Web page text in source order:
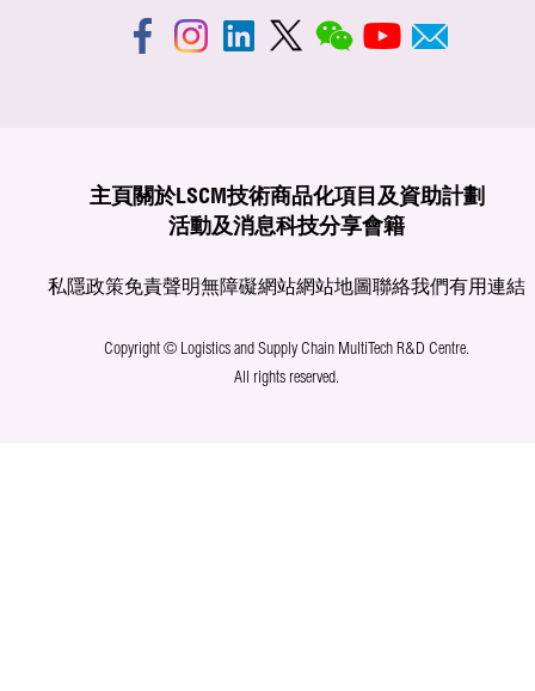
主頁 關於LSCM技術商品化項目及資助計劃
活動及消息科技分享會籍
私隱政策免責聲明無障礙網站網站地圖聯絡我們有用連結
Copyright © Logistics and Supply Chain MultiTech R&D Centre.
All rights reserved.